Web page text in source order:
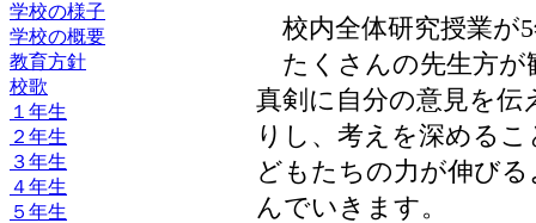
学校の様子
学校の概要
教育方針
校歌
１年生
２年生
３年生
４年生
５年生
校内全体研究授業が
たくさんの先生方が
真剣に自分の意見を
りし、考えを深める
どもたちの力が伸び
んでいきます。